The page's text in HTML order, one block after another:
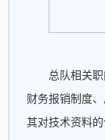
总队相关
财务报销制度
其对技术资料